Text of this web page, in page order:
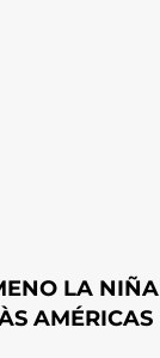
LA NIÑA
AMÉRICAS